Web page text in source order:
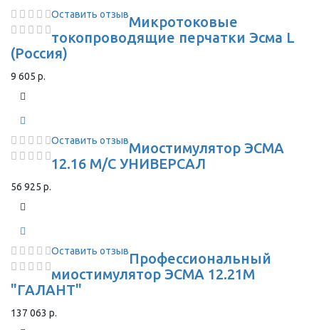
Оставить отзывМикротоковые
токопроводящие перчатки Эсма L
(Россия)
9 605 р.
Оставить отзывМиостимулятор ЭСМА
12.16 М/С УНИВЕРСАЛ
56 925 р.
Оставить отзывПрофессиональный
миостимулятор ЭСМА 12.21М
"ГАЛАНТ"
137 063 р.